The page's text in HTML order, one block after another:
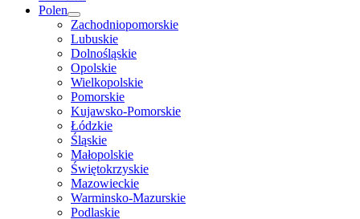
Polen
Zachodniopomorskie
Lubuskie
Dolnośląskie
Opolskie
Wielkopolskie
Pomorskie
Kujawsko-Pomorskie
Łódzkie
Śląskie
Małopolskie
Świętokrzyskie
Mazowieckie
Warminsko-Mazurskie
Podlaskie